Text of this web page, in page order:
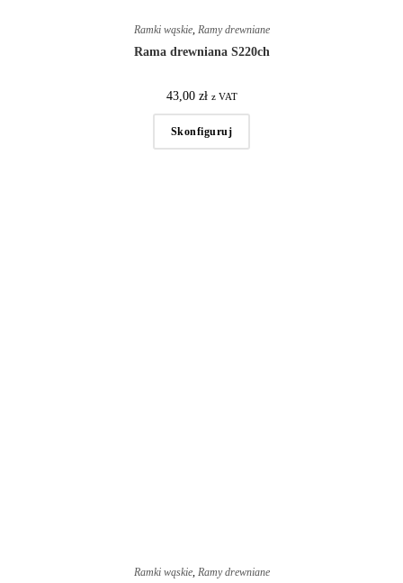
Ramki wąskie, Ramy drewniane
Rama drewniana S220ch
43,00 zł z VAT
Skonfiguruj
Ramki wąskie, Ramy drewniane